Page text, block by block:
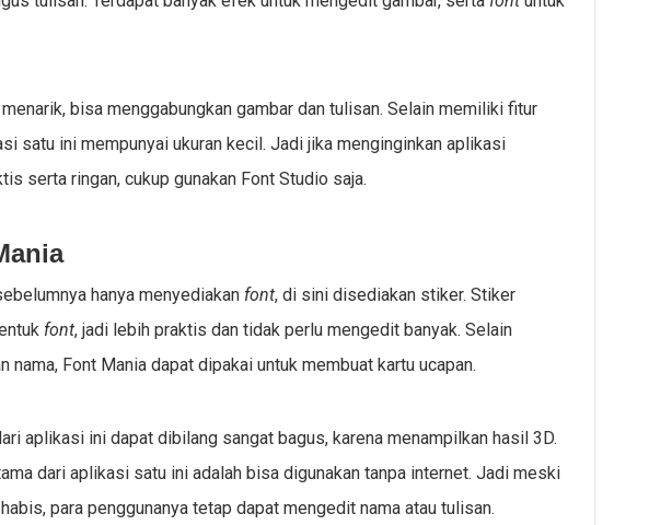
bisa menggabungkan gambar dan tulisan. Selain memiliki fitur
satu ini mempunyai ukuran kecil. Jadi jika menginginkan aplikasi
serta ringan, cukup gunakan Font Studio saja.
hanya menyediakan font, di sini disediakan stiker. Stiker
font, jadi lebih praktis dan tidak perlu mengedit banyak. Selain
nama, Font Mania dapat dipakai untuk membuat kartu ucapan.
aplikasi ini dapat dibilang sangat bagus, karena menampilkan hasil 3D.
dari aplikasi satu ini adalah bisa digunakan tanpa internet. Jadi meski
para penggunanya tetap dapat mengedit nama atau tulisan.